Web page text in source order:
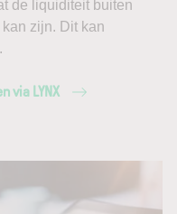
de liquiditeit buiten
zijn. Dit kan
via LYNX